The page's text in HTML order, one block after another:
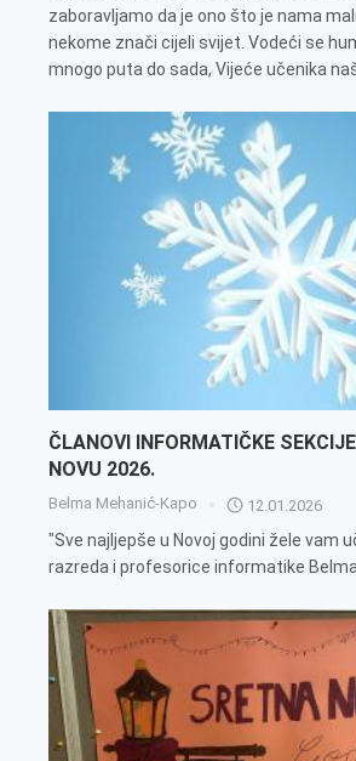
zaboravljamo da je ono što je nama
nekome znači cijeli svijet. Vodeći se
mnogo puta do sada, Vijeće učenika
ČLANOVI INFORMATIČKE
NOVU 2026.
Belma Mehanić-Kapo 12.01.2026
"Sve najljepše u Novoj godini žele vam
razreda i profesorice informatike